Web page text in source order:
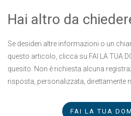
Hai altro da
Se desideri altre informazioni o un
questo articolo, clicca su FAI LA TUA
quesito. Non è richiesta alcuna
risposta, personalizzata, direttamente
FAI LA TUA